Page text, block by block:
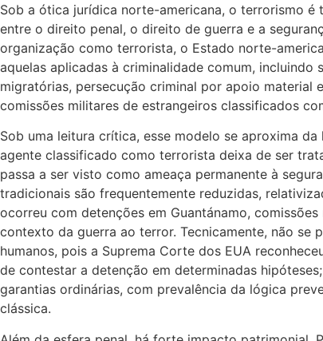
Sob a ótica jurídica norte-americana, o terrorismo
entre o direito penal, o direito de guerra e a
organização como terrorista, o Estado norte-
aquelas aplicadas à criminalidade comum,
migratórias, persecução criminal por apoio material
comissões militares de estrangeiros classificados
Sob uma leitura crítica, esse modelo se aproxima
agente classificado como terrorista deixa de ser
passa a ser visto como ameaça permanente à
tradicionais são frequentemente reduzidas,
ocorreu com detenções em Guantánamo,
contexto da guerra ao terror. Tecnicamente, não se
humanos, pois a Suprema Corte dos EUA
de contestar a detenção em determinadas
garantias ordinárias, com prevalência da lógica
clássica.